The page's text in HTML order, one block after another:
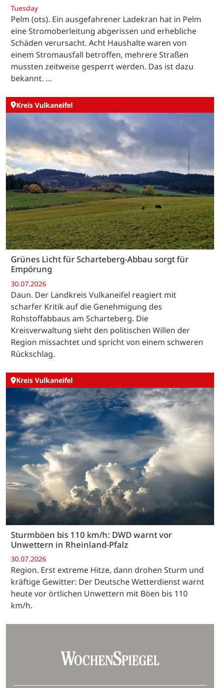
Tuesday
Pelm (ots). Ein ausgefahrener Ladekran hat in Pelm
eine Stromoberleitung abgerissen und erhebliche
Schäden verursacht. Acht Haushalte waren von
einem Stromausfall betroffen, mehrere Straßen
mussten zeitweise gesperrt werden. Das ist dazu
bekannt. …
Kreis Vulkaneifel
Grünes Licht für Scharteberg-Abbau sorgt für
Empörung
30.07.2026
Daun. Der Landkreis Vulkaneifel reagiert mit
scharfer Kritik auf die Genehmigung des
Rohstoffabbaus am Scharteberg. Die
Kreisverwaltung sieht den politischen Willen der
Region missachtet und spricht von einem schweren
Rückschlag.
Kreis Vulkaneifel
Sturmböen bis 110 km/h: DWD warnt vor
Unwettern in Rheinland-Pfalz
30.07.2026
Region. Erst extreme Hitze, dann drohen Sturm und
kräftige Gewitter: Der Deutsche Wetterdienst warnt
heute vor örtlichen Unwettern mit Böen bis 110
km/h.